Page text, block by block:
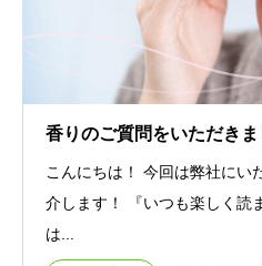
香りのご質問をいただきま
こんにちは！ 今回は弊社にい
介します！ 『いつも楽しく読
は...